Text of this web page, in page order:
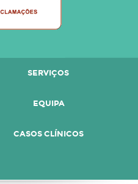
SERVIÇOS
EQUIPA
CASOS CLÍNICOS